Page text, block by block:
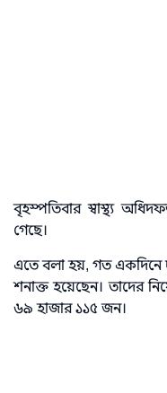
বৃহস্পতিবার স্বাস্থ্য
গেছে।
এতে বলা হয়, গত
শনাক্ত হয়েছেন। তাদের
৬৯ হাজার ১১৫ জন।